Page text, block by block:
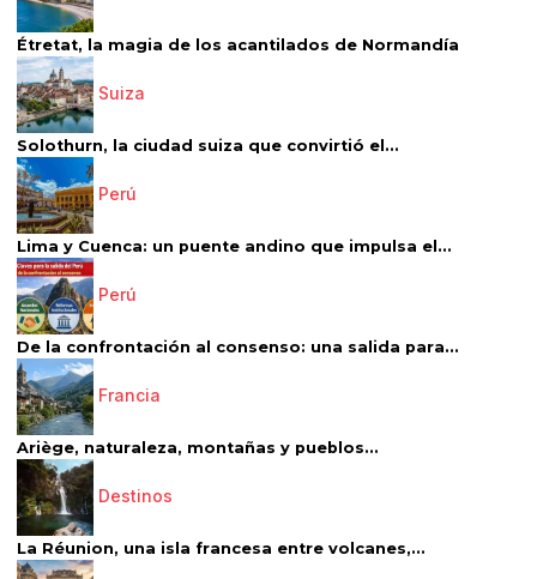
Étretat, la magia de los acantilados de Normandía
Suiza
Solothurn, la ciudad suiza que convirtió el...
Perú
Lima y Cuenca: un puente andino que impulsa el...
Perú
De la confrontación al consenso: una salida para...
Francia
Ariège, naturaleza, montañas y pueblos...
Destinos
La Réunion, una isla francesa entre volcanes,...